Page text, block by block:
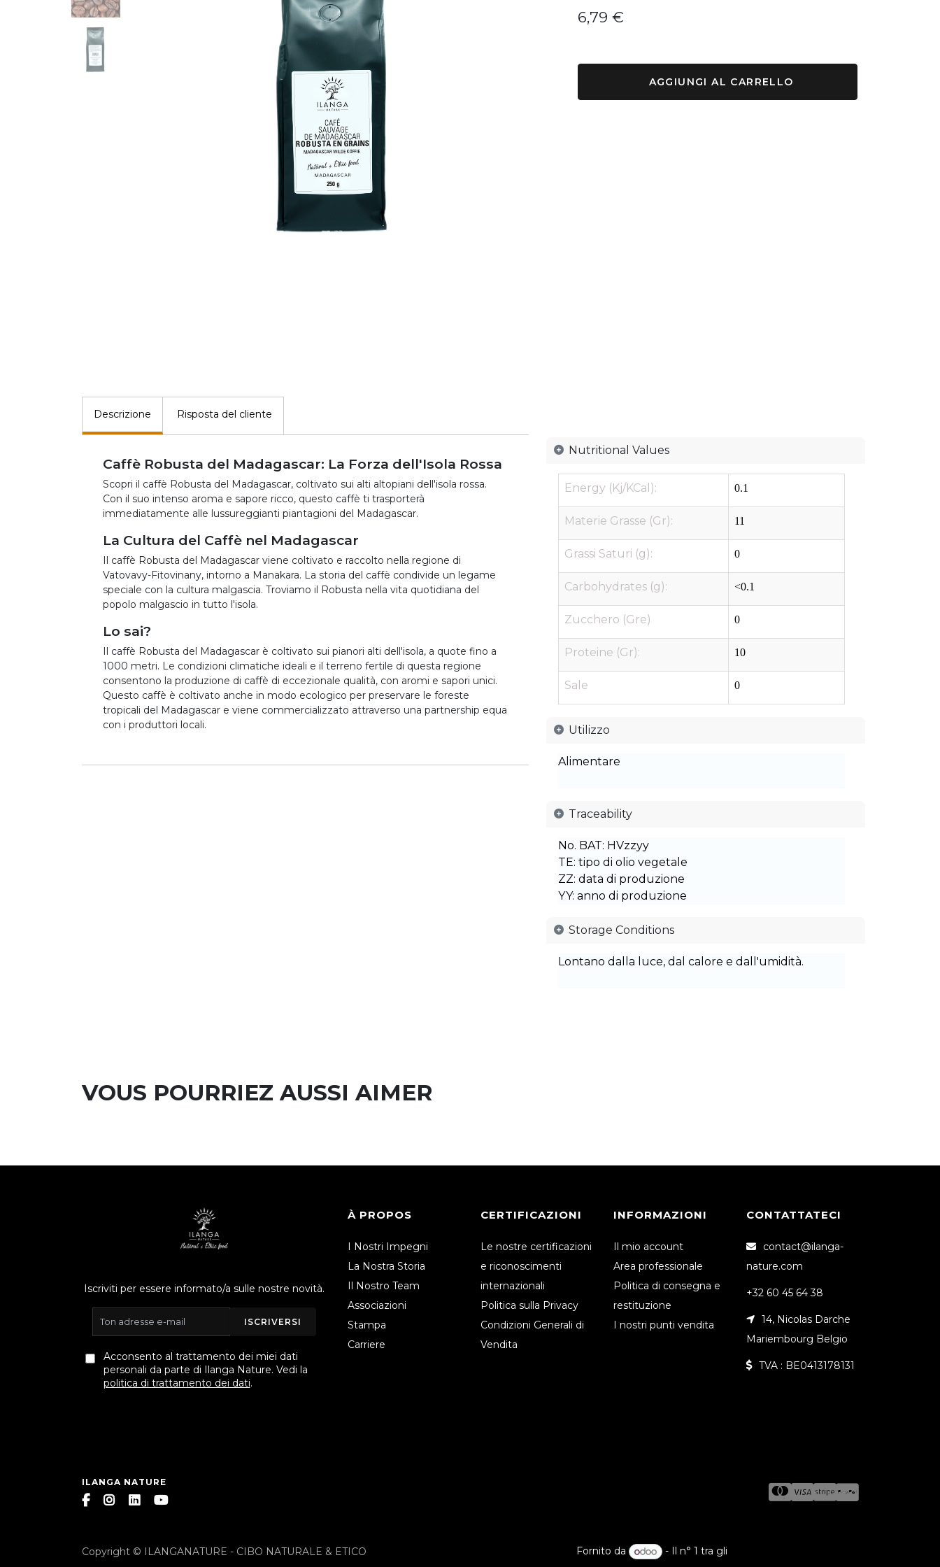
6,79 €
AGGIUNGI AL CARRELLO
Descrizione Risposta del cliente
Caffè Robusta del Madagascar: La Forza dell'Isola Rossa
Scopri il caffè Robusta del Madagascar, coltivato sui alti altopiani dell'isola rossa.
Con il suo intenso aroma e sapore ricco, questo caffè ti trasporterà
immediatamente alle lussureggianti piantagioni del Madagascar.
La Cultura del Caffè nel Madagascar
Il caffè Robusta del Madagascar viene coltivato e raccolto nella regione di
Vatovavy-Fitovinany, intorno a Manakara. La storia del caffè condivide un legame
speciale con la cultura malgascia. Troviamo il Robusta nella vita quotidiana del
popolo malgascio in tutto l'isola.
Lo sai?
Il caffè Robusta del Madagascar è coltivato sui pianori alti dell'isola, a quote fino a
1000 metri. Le condizioni climatiche ideali e il terreno fertile di questa regione
consentono la produzione di caffè di eccezionale qualità, con aromi e sapori unici.
Questo caffè è coltivato anche in modo ecologico per preservare le foreste
tropicali del Madagascar e viene commercializzato attraverso una partnership equa
con i produttori locali.
Nutritional Values
Energy (Kj/KCal): 0.1
Materie Grasse (Gr): 11
Grassi Saturi (g): 0
Carbohydrates (g): <0.1
Zucchero (Gre) 0
Proteine (Gr): 10
Sale 0
Utilizzo
Alimentare
Traceability
No. BAT: HVzzyy
TE: tipo di olio vegetale
ZZ: data di produzione
YY: anno di produzione
Storage Conditions
Lontano dalla luce, dal calore e dall'umidità.
VOUS POURRIEZ AUSSI AIMER
Iscriviti per essere informato/a sulle nostre novità.
ISCRIVERSI
Acconsento al trattamento dei miei dati
personali da parte di Ilanga Nature. Vedi la
politica di trattamento dei dati.
À PROPOS
I Nostri Impegni
La Nostra Storia
Il Nostro Team
Associazioni
Stampa
Carriere
CERTIFICAZIONI
Le nostre certificazioni
e riconoscimenti
internazionali
Politica sulla Privacy
Condizioni Generali di
Vendita
INFORMAZIONI
Il mio account
Area professionale
Politica di consegna e
restituzione
I nostri punti vendita
CONTATTATECI
contact@ilanga-
nature.com
+32 60 45 64 38
14, Nicolas Darche
Mariembourg Belgio
TVA : BE0413178131
ILANGA NATURE
Copyright © ILANGANATURE - CIBO NATURALE & ETICO Fornito da - Il n° 1 tra gli